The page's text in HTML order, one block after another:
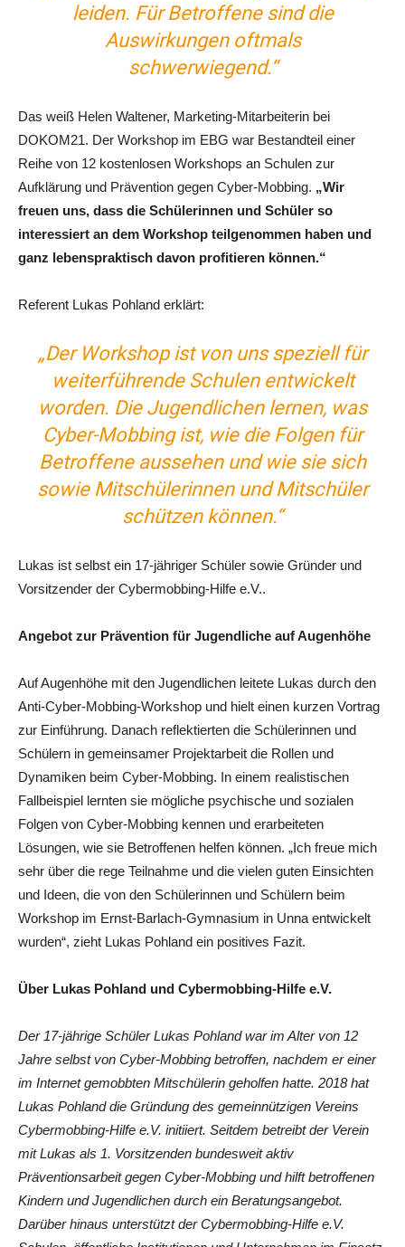
leiden. Für Betroffene sind die
Auswirkungen oftmals
schwerwiegend.“
Das weiß Helen Waltener, Marketing-Mitarbeiterin bei
DOKOM21. Der Workshop im EBG war Bestandteil einer
Reihe von 12 kostenlosen Workshops an Schulen zur
Aufklärung und Prävention gegen Cyber-Mobbing. „Wir
freuen uns, dass die Schülerinnen und Schüler so
interessiert an dem Workshop teilgenommen haben und
ganz lebenspraktisch davon profitieren können.“
Referent Lukas Pohland erklärt:
„Der Workshop ist von uns speziell für
weiterführende Schulen entwickelt
worden. Die Jugendlichen lernen, was
Cyber-Mobbing ist, wie die Folgen für
Betroffene aussehen und wie sie sich
sowie Mitschülerinnen und Mitschüler
schützen können.“
Lukas ist selbst ein 17-jähriger Schüler sowie Gründer und
Vorsitzender der Cybermobbing-Hilfe e.V..
Angebot zur Prävention für Jugendliche auf Augenhöhe
Auf Augenhöhe mit den Jugendlichen leitete Lukas durch den
Anti-Cyber-Mobbing-Workshop und hielt einen kurzen Vortrag
zur Einführung. Danach reflektierten die Schülerinnen und
Schülern in gemeinsamer Projektarbeit die Rollen und
Dynamiken beim Cyber-Mobbing. In einem realistischen
Fallbeispiel lernten sie mögliche psychische und sozialen
Folgen von Cyber-Mobbing kennen und erarbeiteten
Lösungen, wie sie Betroffenen helfen können. „Ich freue mich
sehr über die rege Teilnahme und die vielen guten Einsichten
und Ideen, die von den Schülerinnen und Schülern beim
Workshop im Ernst-Barlach-Gymnasium in Unna entwickelt
wurden“, zieht Lukas Pohland ein positives Fazit.
Über Lukas Pohland und Cybermobbing-Hilfe e.V.
Der 17-jährige Schüler Lukas Pohland war im Alter von 12
Jahre selbst von Cyber-Mobbing betroffen, nachdem er einer
im Internet gemobbten Mitschülerin geholfen hatte. 2018 hat
Lukas Pohland die Gründung des gemeinnützigen Vereins
Cybermobbing-Hilfe e.V. initiiert. Seitdem betreibt der Verein
mit Lukas als 1. Vorsitzenden bundesweit aktiv
Präventionsarbeit gegen Cyber-Mobbing und hilft betroffenen
Kindern und Jugendlichen durch ein Beratungsangebot.
Darüber hinaus unterstützt der Cybermobbing-Hilfe e.V.